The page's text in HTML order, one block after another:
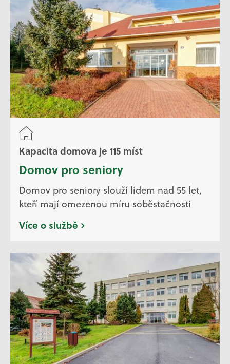
Kapacita domova je 115 míst
Domov pro seniory
Domov pro seniory slouží lidem nad 55 let,
kteří mají omezenou míru soběstačnosti
Více o službě